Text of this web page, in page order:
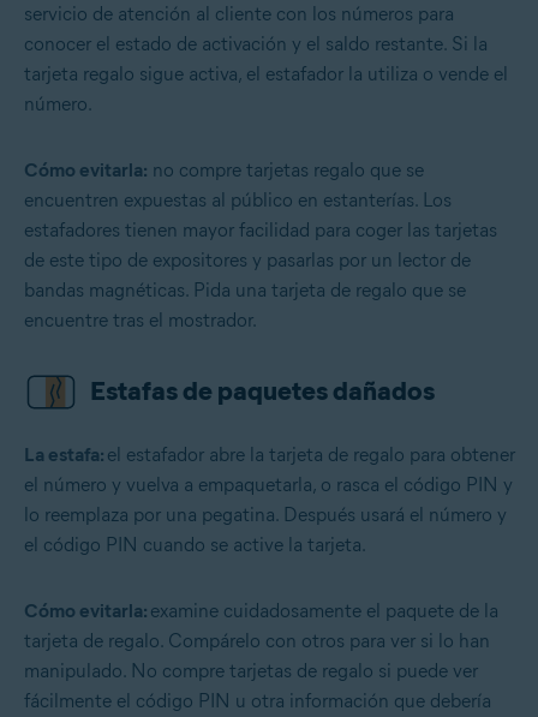
servicio de atención al cliente con los números para
conocer el estado de activación y el saldo restante. Si la
tarjeta regalo sigue activa, el estafador la utiliza o vende el
número.
Cómo evitarla: no compre tarjetas regalo que se
encuentren expuestas al público en estanterías. Los
estafadores tienen mayor facilidad para coger las tarjetas
de este tipo de expositores y pasarlas por un lector de
bandas magnéticas. Pida una tarjeta de regalo que se
encuentre tras el mostrador.
Estafas de paquetes dañados
La estafa: el estafador abre la tarjeta de regalo para obtener
el número y vuelva a empaquetarla, o rasca el código PIN y
lo reemplaza por una pegatina. Después usará el número y
el código PIN cuando se active la tarjeta.
Cómo evitarla: examine cuidadosamente el paquete de la
tarjeta de regalo. Compárelo con otros para ver si lo han
manipulado. No compre tarjetas de regalo si puede ver
fácilmente el código PIN u otra información que debería